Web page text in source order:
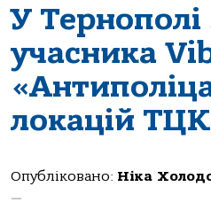
У
учасника
локацій ТЦК
Опубліковано: Ніка
—